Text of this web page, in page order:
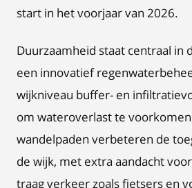
start in het voorjaar van 2026.
Duurzaamheid staat centraal in
een innovatief
wijkniveau buffer- en
om wateroverlast te
wandelpaden verbeteren de
de wijk, met extra aandacht
traag verkeer zoals fietsers en